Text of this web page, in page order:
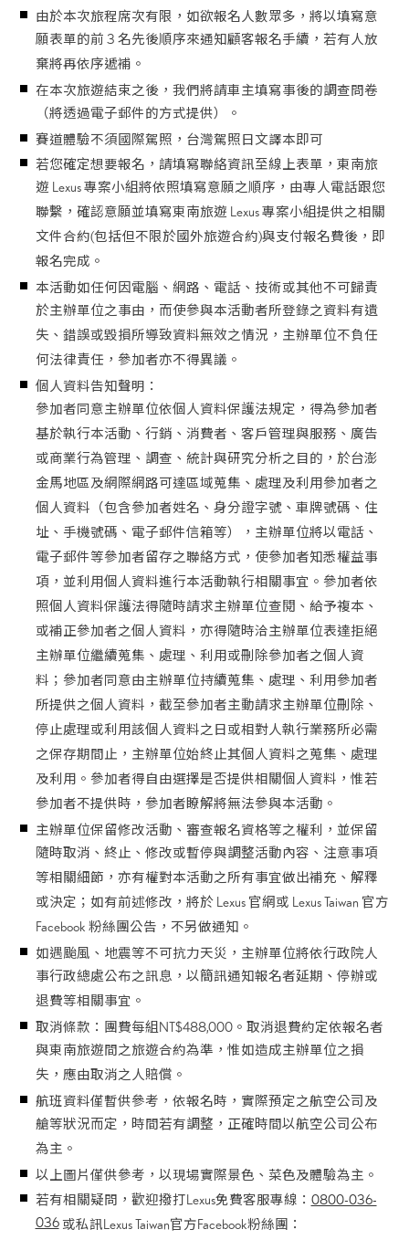
由於本次旅程席次有限，如欲報名人數眾多，將以填寫意
願表單的前 3 名先後順序來通知顧客報名手續，若有人放
棄將再依序遞補。
在本次旅遊結束之後，我們將請車主填寫事後的調查問卷
（將透過電子郵件的方式提供）。
賽道體驗不須國際駕照，台灣駕照日文譯本即可
若您確定想要報名，請填寫聯絡資訊至線上表單，東南旅
遊 Lexus 專案小組將依照填寫意願之順序，由專人電話跟您
聯繫，確認意願並填寫東南旅遊 Lexus 專案小組提供之相關
文件合約(包括但不限於國外旅遊合約)與支付報名費後，即
報名完成。
本活動如任何因電腦、網路、電話、技術或其他不可歸責
於主辦單位之事由，而使參與本活動者所登錄之資料有遺
失、錯誤或毀損所導致資料無效之情況，主辦單位不負任
何法律責任，參加者亦不得異議。
個人資料告知聲明：
參加者同意主辦單位依個人資料保護法規定，得為參加者
基於執行本活動、行銷、消費者、客戶管理與服務、廣告
或商業行為管理、調查、統計與研究分析之目的，於台澎
金馬地區及網際網路可達區域蒐集、處理及利用參加者之
個人資料（包含參加者姓名、身分證字號、車牌號碼、住
址、手機號碼、電子郵件信箱等），主辦單位將以電話、
電子郵件等參加者留存之聯絡方式，使參加者知悉權益事
項，並利用個人資料進行本活動執行相關事宜。參加者依
照個人資料保護法得隨時請求主辦單位查閱、給予複本、
或補正參加者之個人資料，亦得隨時洽主辦單位表達拒絕
主辦單位繼續蒐集、處理、利用或刪除參加者之個人資
料；參加者同意由主辦單位持續蒐集、處理、利用參加者
所提供之個人資料，截至參加者主動請求主辦單位刪除、
停止處理或利用該個人資料之日或相對人執行業務所必需
之保存期間止，主辦單位始終止其個人資料之蒐集、處理
及利用。參加者得自由選擇是否提供相關個人資料，惟若
參加者不提供時，參加者瞭解將無法參與本活動。
主辦單位保留修改活動、審查報名資格等之權利，並保留
隨時取消、終止、修改或暫停與調整活動內容、注意事項
等相關細節，亦有權對本活動之所有事宜做出補充、解釋
或決定；如有前述修改，將於 Lexus 官網或 Lexus Taiwan 官方
Facebook 粉絲團公告，不另做通知。
如遇颱風、地震等不可抗力天災，主辦單位將依行政院人
事行政總處公布之訊息，以簡訊通知報名者延期、停辦或
退費等相關事宜。
取消條款：團費每組NT$488,000。取消退費約定依報名者
與東南旅遊間之旅遊合約為準，惟如造成主辦單位之損
失，應由取消之人賠償。
航班資料僅暫供參考，依報名時，實際預定之航空公司及
艙等狀況而定，時間若有調整，正確時間以航空公司公布
為主。
以上圖片僅供參考，以現場實際景色、菜色及體驗為主。
若有相關疑問，歡迎撥打Lexus免費客服專線： 0800-036-
036或私訊Lexus Taiwan官方Facebook粉絲團：